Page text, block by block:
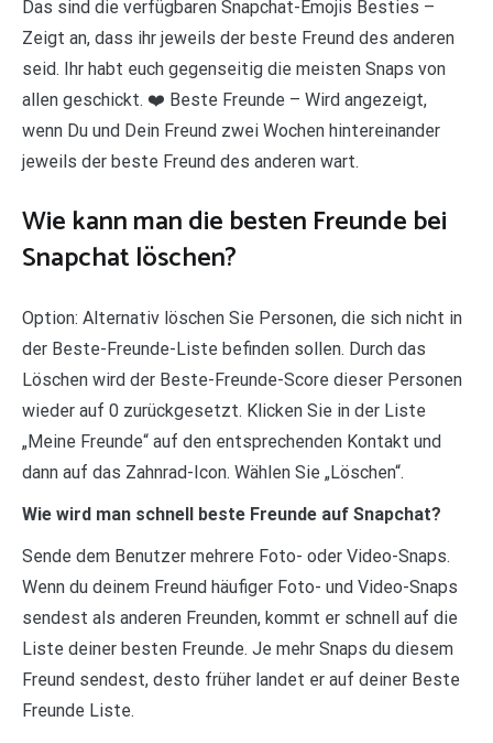
Das sind die verfügbaren Snapchat-Emojis Besties –
Zeigt an, dass ihr jeweils der beste Freund des anderen
seid. Ihr habt euch gegenseitig die meisten Snaps von
allen geschickt. ❤️ Beste Freunde – Wird angezeigt,
wenn Du und Dein Freund zwei Wochen hintereinander
jeweils der beste Freund des anderen wart.
Wie kann man die besten Freunde bei
Snapchat löschen?
Option: Alternativ löschen Sie Personen, die sich nicht in
der Beste-Freunde-Liste befinden sollen. Durch das
Löschen wird der Beste-Freunde-Score dieser Personen
wieder auf 0 zurückgesetzt. Klicken Sie in der Liste
„Meine Freunde“ auf den entsprechenden Kontakt und
dann auf das Zahnrad-Icon. Wählen Sie „Löschen“.
Wie wird man schnell beste Freunde auf Snapchat?
Sende dem Benutzer mehrere Foto- oder Video-Snaps.
Wenn du deinem Freund häufiger Foto- und Video-Snaps
sendest als anderen Freunden, kommt er schnell auf die
Liste deiner besten Freunde. Je mehr Snaps du diesem
Freund sendest, desto früher landet er auf deiner Beste
Freunde Liste.